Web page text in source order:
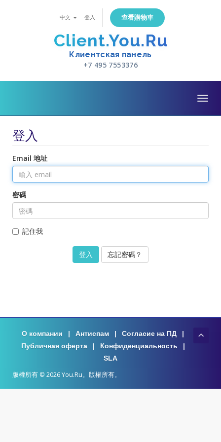
中文 登入 查看購物車
Client.You.Ru
Клиентская панель
+7 495 7553376
登入
Email 地址
密碼
記住我
忘記密碼？
О компании | Антиспам | Согласие на ПД
|
Публичная оферта
| Конфиденциальность
|
SLA
版權所有 © 2026 You.Ru。版權所有。